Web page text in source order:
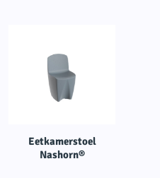
Eetkamerstoel
Nashorn®